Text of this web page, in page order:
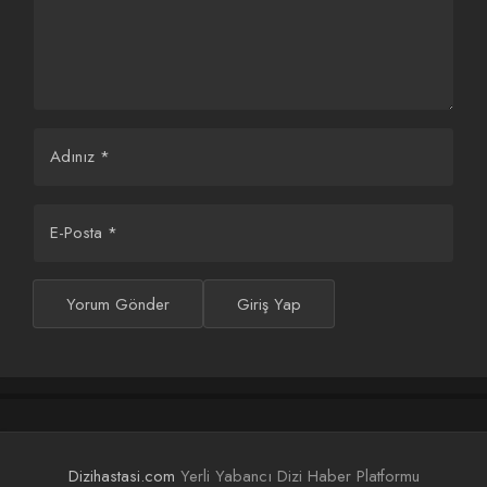
Obayı ziyareti sırasında Kayı’nın kilimlerine hayran olan Mari
teslim almak için Gündüz Bey’i İnegöl Kalesi’ne gönderir.
Adınız *
E-Posta *
Yorum Gönder Giriş Yap
Dizihastasi.com Yerli Yabancı Dizi Haber Platformu